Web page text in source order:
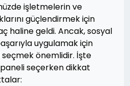
işletmelerin ve
güçlendirmek için
haline geldi. Ancak, sosyal
uygulamak için
önemlidir. İşte
seçerken dikkat